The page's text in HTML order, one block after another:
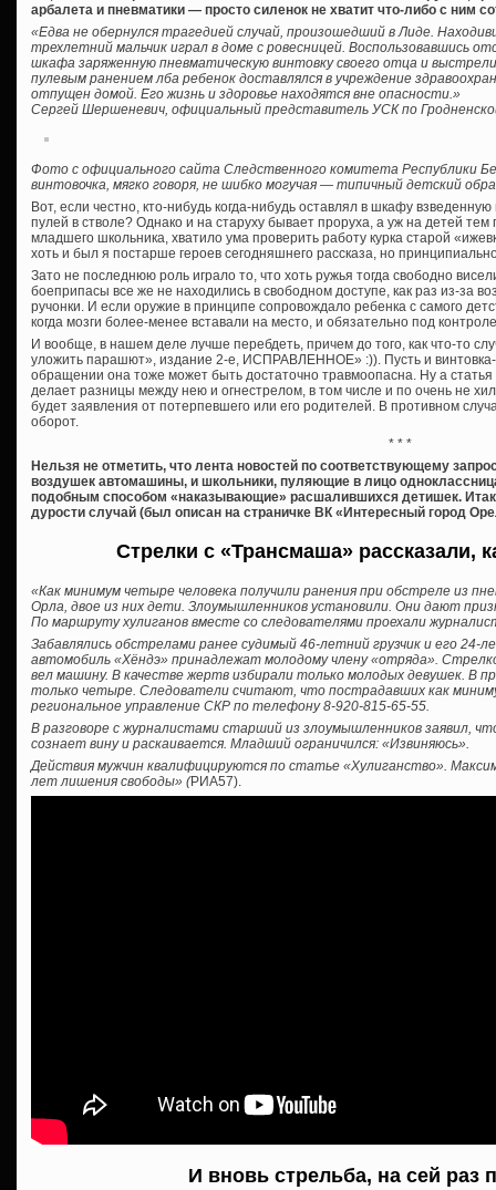
арбалета и пневматики — просто силенок не хватит что-либо с ним
«Едва не обернулся трагедией случай, произошедший в Лиде.
трехлетний мальчик играл в доме с ровесницей. Воспользовавшись
шкафа заряженную пневматическую винтовку своего отца и
пулевым ранением лба ребенок доставлялся в учреждение
отпущен домой. Его жизнь и здоровье находятся вне опасности.»
Сергей Шершеневич, официальный представитель УСК по
Фото с официального сайта Следственного комитета Республики
винтовочка, мягко говоря, не шибко могучая — типичный детский
Вот, если честно, кто-нибудь когда-нибудь оставлял в шкафу
пулей в стволе? Однако и на старуху бывает проруха, а уж на детей
младшего школьника, хватило ума проверить работу курка старой
хоть и был я постарше героев сегодняшнего рассказа, но
Зато не последнюю роль играло то, что хоть ружья тогда свободно
боеприпасы все же не находились в свободном доступе, как раз из-за
ручонки. И если оружие в принципе сопровождало ребенка с самого
когда мозги более-менее вставали на место, и обязательно под
И вообще, в нашем деле лучше перебдеть, причем до того, как что-то
уложить парашют», издание 2-е, ИСПРАВЛЕННОЕ» :)). Пусть и
обращении она тоже может быть достаточно травмоопасна. Ну а
делает разницы между нею и огнестрелом, в том числе и по очень не
будет заявления от потерпевшего или его родителей. В противном
оборот.
* * *
Нельзя не отметить, что лента новостей по соответствующему
воздушек автомашины, и школьники, пуляющие в лицо
подобным способом «наказывающие» расшалившихся детишек.
дурости случай (был описан на страничке ВК «Интересный город
Стрелки с «Трансмаша» рассказали,
«Как минимум четыре человека получили ранения при обстреле из
Орла, двое из них дети. Злоумышленников установили. Они дают
По маршруту хулиганов вместе со следователями проехали
Забавлялись обстрелами ранее судимый 46-летний грузчик и его
автомобиль «Хёндэ» принадлежат молодому члену «отряда».
вел машину. В качестве жертв избирали только молодых девушек. В
только четыре. Следователи считают, что пострадавших как
региональное управление СКР по телефону 8-920-815-65-55.
В разговоре с журналистами старший из злоумышленников заявил,
сознает вину и раскаивается. Младший ограничился: «Извиняюсь».
Действия мужчин квалифицируются по статье «Хулиганство».
лет лишения свободы» (РИА57).
И вновь стрельба, на сей раз